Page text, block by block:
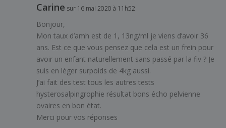
Carine sur 16 mai 2020 à 11h52
Bonjour,
Mon taux d’amh est de 1, 13ng/ml je viens d’avoir 36
ans. Est ce que vous pensez que cela est un frein pour
avoir un enfant naturellement sans passé par la fiv ? Je
suis en léger surpoids de 4kg aussi.
J’ai fait des test tous les autres tests
hysterosalpingrophie résultat bons écho pelvienne
ovaires en bon état.
Merci pour vos réponses